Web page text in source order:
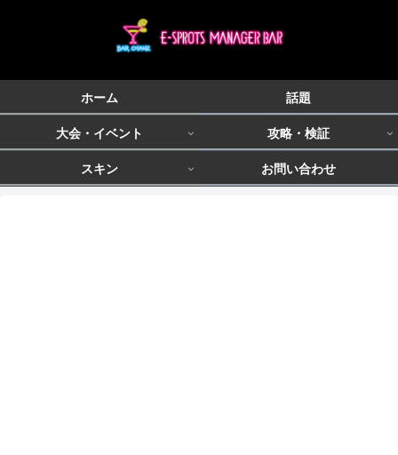
ホーム 話題
大会・イベント 攻略・検証
スキン お問い合わせ